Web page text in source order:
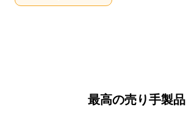
最高の売り手製品